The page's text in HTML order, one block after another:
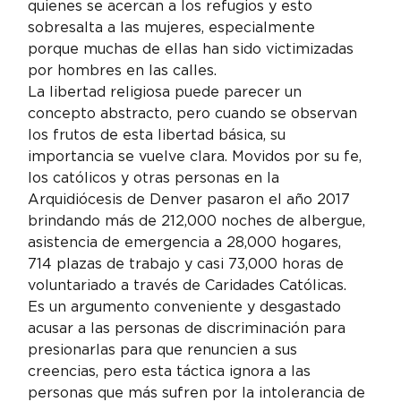
quienes se acercan a los refugios y esto
sobresalta a las mujeres, especialmente
porque muchas de ellas han sido victimizadas
por hombres en las calles.
La libertad religiosa puede parecer un
concepto abstracto, pero cuando se observan
los frutos de esta libertad básica, su
importancia se vuelve clara. Movidos por su fe,
los católicos y otras personas en la
Arquidiócesis de Denver pasaron el año 2017
brindando más de 212,000 noches de albergue,
asistencia de emergencia a 28,000 hogares,
714 plazas de trabajo y casi 73,000 horas de
voluntariado a través de Caridades Católicas.
Es un argumento conveniente y desgastado
acusar a las personas de discriminación para
presionarlas para que renuncien a sus
creencias, pero esta táctica ignora a las
personas que más sufren por la intolerancia de